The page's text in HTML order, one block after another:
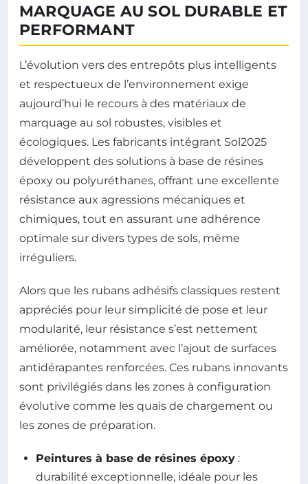
MARQUAGE AU SOL DURABLE ET
PERFORMANT
L’évolution vers des entrepôts plus intelligents
et respectueux de l’environnement exige
aujourd’hui le recours à des matériaux de
marquage au sol robustes, visibles et
écologiques. Les fabricants intégrant Sol2025
développent des solutions à base de résines
époxy ou polyuréthanes, offrant une excellente
résistance aux agressions mécaniques et
chimiques, tout en assurant une adhérence
optimale sur divers types de sols, même
irréguliers.
Alors que les rubans adhésifs classiques restent
appréciés pour leur simplicité de pose et leur
modularité, leur résistance s’est nettement
améliorée, notamment avec l’ajout de surfaces
antidérapantes renforcées. Ces rubans innovants
sont privilégiés dans les zones à configuration
évolutive comme les quais de chargement ou
les zones de préparation.
Peintures à base de résines époxy :
durabilité exceptionnelle, idéale pour les